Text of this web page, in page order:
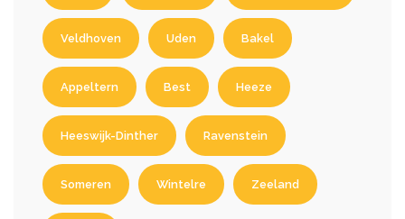
Veldhoven Uden Bakel
Appeltern Best Heeze
Heeswijk-Dinther Ravenstein
Someren Wintelre Zeeland